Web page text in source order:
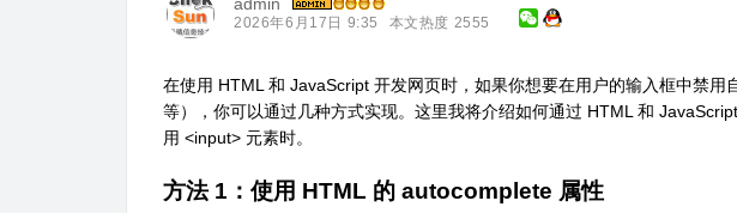
2026年6月17日 9:35 本文热度 2555
在使用 HTML 和 JavaScript 开发网页时，如果你想要在用户的输入框中禁用
等），你可以通过几种方式实现。这里我将介绍如何通过 HTML 和
用 <input> 元素时。
方法 1：使用 HTML 的 autocomplete 属性